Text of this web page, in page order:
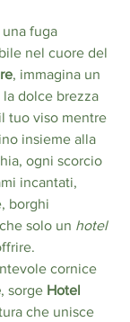
fuga
nel cuore del
, immagina un
dolce brezza
tuo viso mentre
insieme alla
ogni scorcio
incantati,
borghi
solo un hotel
cornice
, sorge Hotel
che unisce